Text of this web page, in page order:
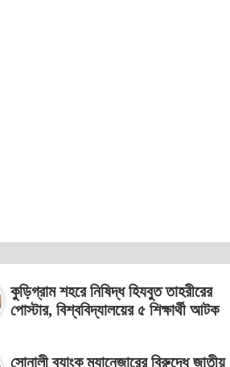
কুড়িগ্রাম শহরে নিষিদ্ধ হিযবুত তাহরীরের
পোস্টার, বিশ্ববিদ্যালয়ের ৫ শিক্ষার্থী আটক
সোনালী ব্যাংক ম্যানেজারের বিরুদ্ধে জাতীয়